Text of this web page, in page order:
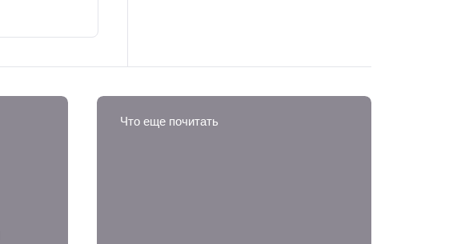
Что еще почитать